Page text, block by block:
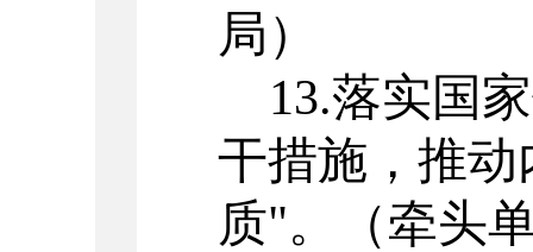
局）
13.落实国
干措施，推
质"。
（牵头